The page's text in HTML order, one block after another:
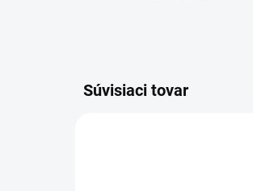
Súvisiaci tovar